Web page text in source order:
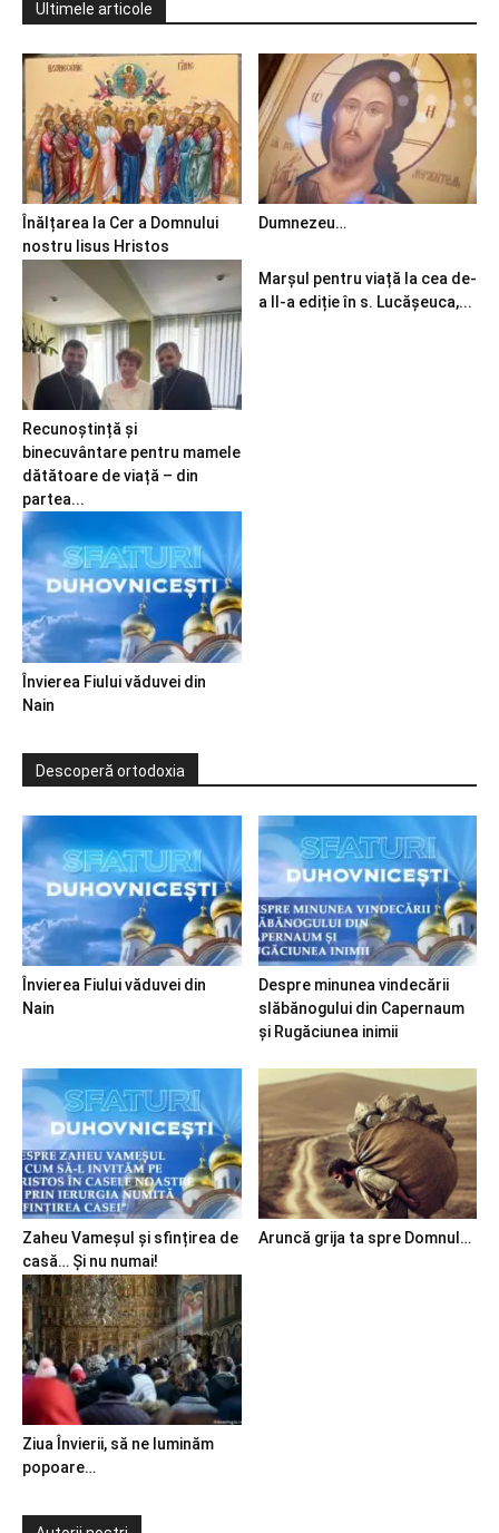
Ultimele articole
Înălțarea la Cer a Domnului
nostru Iisus Hristos
Dumnezeu…
Recunoștință și
binecuvântare pentru mamele
dătătoare de viață – din
partea...
Marșul pentru viață la cea de-
a II-a ediție în s. Lucășeuca,...
Învierea Fiului văduvei din
Nain
Descoperă ortodoxia
Învierea Fiului văduvei din
Nain
Despre minunea vindecării
slăbănogului din Capernaum
și Rugăciunea inimii
Zaheu Vameșul și sfințirea de
casă… Și nu numai!
Aruncă grija ta spre Domnul…
Ziua Învierii, să ne luminăm
popoare…